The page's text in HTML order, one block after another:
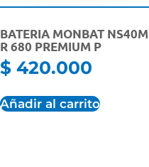
BATERIA MONBAT NS40M
R 680 PREMIUM P
$ 420.000
Añadir al carrito